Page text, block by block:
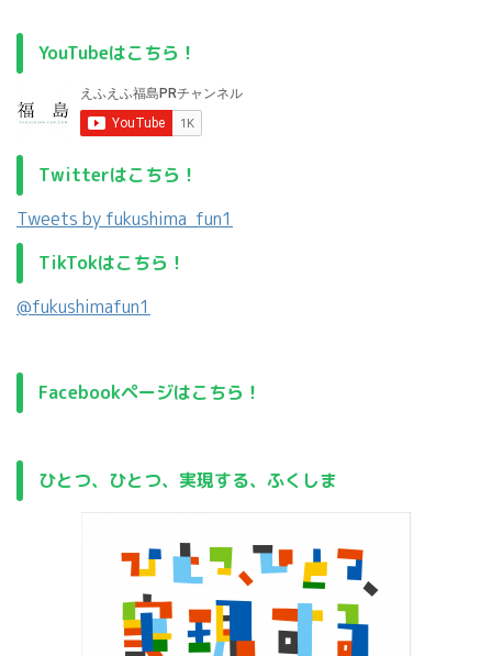
YouTubeはこちら！
Twitterはこちら！
Tweets by fukushima_fun1
TikTokはこちら！
@fukushimafun1
Facebookページはこちら！
ひとつ、ひとつ、実現する、ふくしま